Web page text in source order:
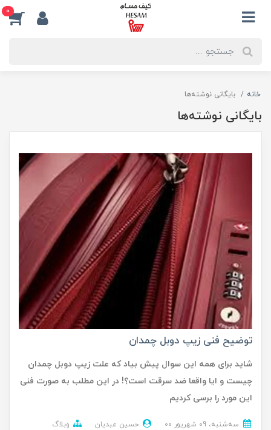
0
خانه بایگانی نوشته‌ها
بایگانی نوشته‌ها
توضیح فنی زیپ دوبل چمدان
شاید برای همه این سوال پیش بیاد که علت زیپ دوبل چمدان
چیست و ایا واقعا ضد سرقت است؟! در این مطلب به صورت فنی
این مورد را برسی کردیم
ﺳﻪشنبه، 09 شهریور 00 حسین عبدیان وبلاگ